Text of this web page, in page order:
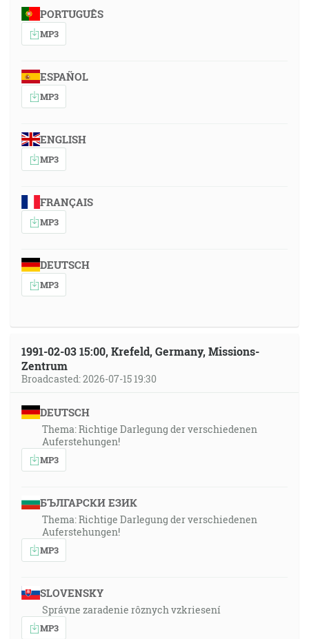
PORTUGUÊS
MP3
ESPAÑOL
MP3
ENGLISH
MP3
FRANÇAIS
MP3
DEUTSCH
MP3
1991-02-03 15:00, Krefeld, Germany, Missions-
Zentrum
Broadcasted: 2026-07-15 19:30
DEUTSCH
Thema: Richtige Darlegung der verschiedenen
Auferstehungen!
MP3
БЪЛГАРСКИ ЕЗИК
Thema: Richtige Darlegung der verschiedenen
Auferstehungen!
MP3
SLOVENSKY
Správne zaradenie rôznych vzkriesení
MP3